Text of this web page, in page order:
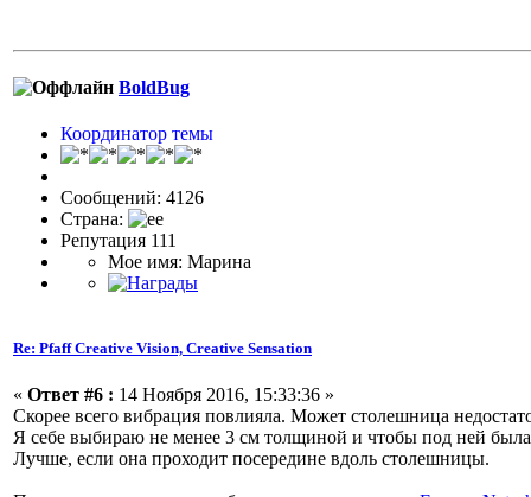
BoldBug
Координатор темы
Сообщений: 4126
Страна:
Репутация 111
Мое имя: Марина
Re: Pfaff Creative Vision, Creative Sensation
« Ответ #6 : 14 Ноября 2016, 15:33:36 »
Скорее всего вибрация повлияла. Может столешница
Я себе выбираю не менее 3 см толщиной и чтобы под ней
Лучше, если она проходит посередине вдоль столешницы.